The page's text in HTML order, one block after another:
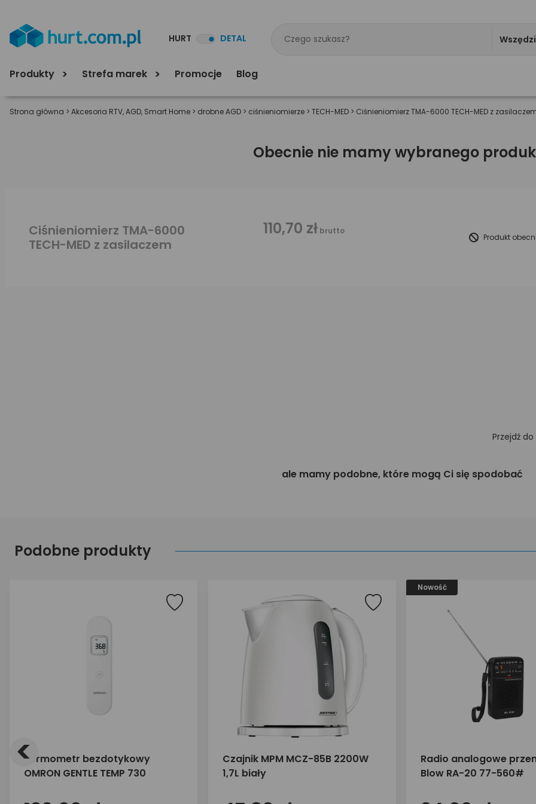
HURT DETAL
Produkty Strefa marek Promocje Blog
Strona główna > Akcesoria RTV, AGD, Smart Home > drobne AGD > ciśnieniomierze > TECH-MED > Ciśnieniomierz TMA-6000 TECH-MED z
Obecnie nie mamy wybranego
Ciśnieniomierz TMA-6000
TECH-MED z zasilaczem
110,70 zł brutto
Produkt
Przejdź do
ale mamy podobne, które mogą Ci się spodobać
Podobne produkty
Termometr bezdotykowy
OMRON GENTLE TEMP 730
Czajnik MPM MCZ-85B 2200W
1,7L biały
Nowość
Radio analogowe
Blow RA-20 77-560#
<